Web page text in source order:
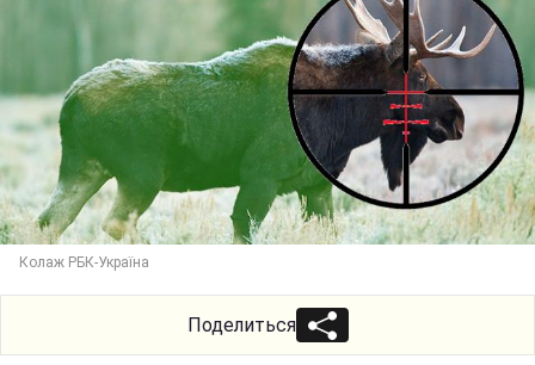
Колаж РБК-Україна
Поделиться